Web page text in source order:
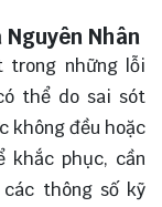
Nguyên Nhân
trong những lỗi
thể do sai sót
không đều hoặc
khắc phục, cần
thông số kỹ